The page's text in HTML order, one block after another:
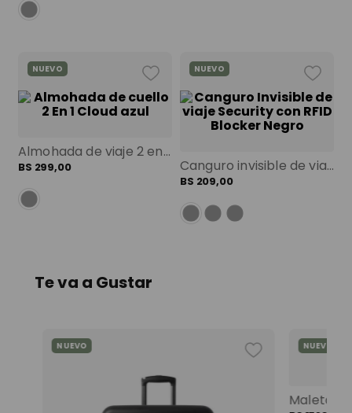
Almohada de viaje 2 en 1 cloud azul color: azul
NUEVO
BS 299,00 Canguro invisible de viaje security con rfid blocker negro color: negro talla: s
NUEVO
BS 209,00
Te va a Gustar
NUEVO NUEVO